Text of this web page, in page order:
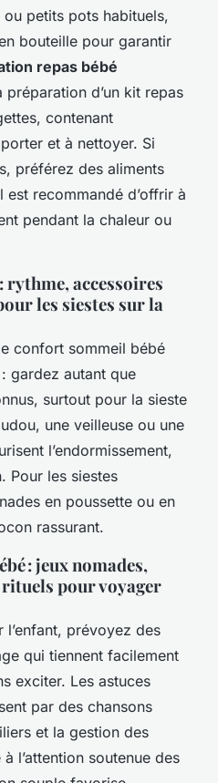
petits pots habituels,
bouteille pour garantir
repas bébé
préparation d’un kit repas
contenant
et à nettoyer. Si
préférez des aliments
recommandé d’offrir à
pendant la chaleur ou
accessoires
les siestes sur la
confort sommeil bébé
gardez autant que
surtout pour la sieste
une veilleuse ou une
l’endormissement,
Pour les siestes
en poussette ou en
rassurant.
: jeux nomades,
pour voyager
prévoyez des
qui tiennent facilement
exciter. Les astuces
par des chansons
et la gestion des
l’attention soutenue des